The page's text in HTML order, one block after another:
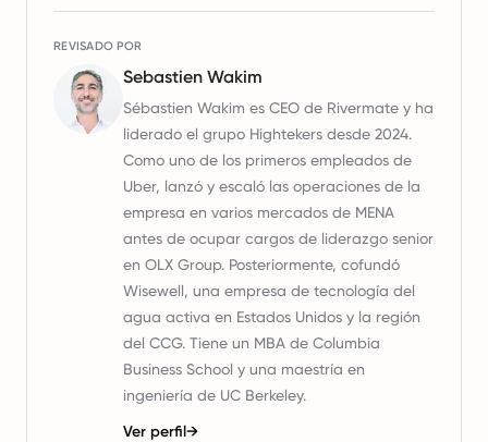
REVISADO POR
Sebastien Wakim
Sébastien Wakim es CEO de Rivermate y ha
liderado el grupo Hightekers desde 2024.
Como uno de los primeros empleados de
Uber, lanzó y escaló las operaciones de la
empresa en varios mercados de MENA
antes de ocupar cargos de liderazgo senior
en OLX Group. Posteriormente, cofundó
Wisewell, una empresa de tecnología del
agua activa en Estados Unidos y la región
del CCG. Tiene un MBA de Columbia
Business School y una maestría en
ingeniería de UC Berkeley.
Ver perfil→